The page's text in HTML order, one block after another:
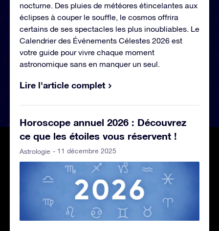
nocturne. Des pluies de météores étincelantes aux
éclipses à couper le souffle, le cosmos offrira
certains de ses spectacles les plus inoubliables. Le
Calendrier des Événements Célestes 2026 est
votre guide pour vivre chaque moment
astronomique sans en manquer un seul.
Lire l'article complet
Horoscope annuel 2026 : Découvrez
ce que les étoiles vous réservent !
Astrologie - 11 décembre 2025